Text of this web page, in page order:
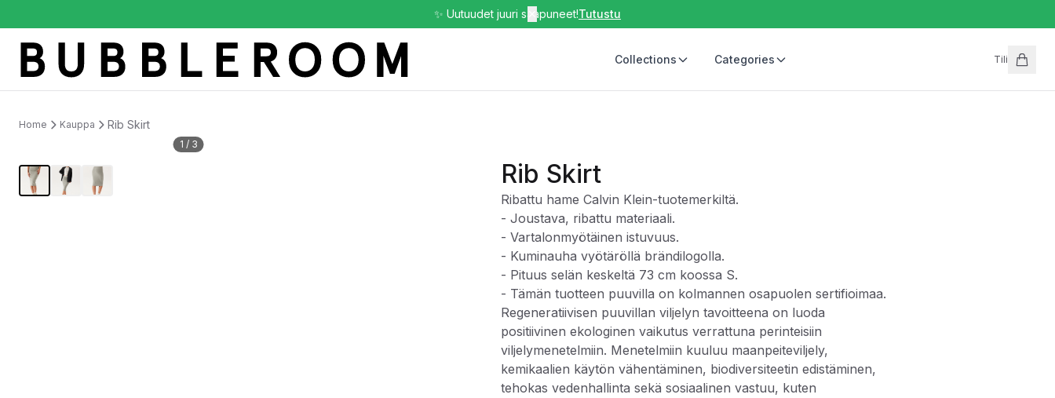
✨ Uutuudet juuri saapuneet!Tutustu
Collections Categories Tili
Home Kauppa Rib Skirt
1 / 3
Rib Skirt
Ribattu hame Calvin Klein-tuotemerkiltä.
- Joustava, ribattu materiaali.
- Vartalonmyötäinen istuvuus.
- Kuminauha vyötäröllä brändilogolla.
- Pituus selän keskeltä 73 cm koossa S.
- Tämän tuotteen puuvilla on kolmannen osapuolen sertifioimaa.
Regeneratiivisen puuvillan viljelyn tavoitteena on luoda
positiivinen ekologinen vaikutus verrattuna perinteisiin
viljelymenetelmiin. Menetelmiin kuuluu maanpeiteviljely,
kemikaalien käytön vähentäminen, biodiversiteetin edistäminen,
tehokas vedenhallinta sekä sosiaalinen vastuu, kuten